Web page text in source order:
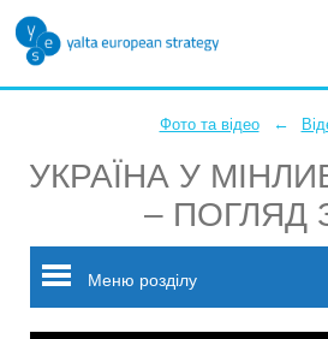
Фото та відео ←
УКРАЇНА У
– ПОГЛЯД
Меню розділу